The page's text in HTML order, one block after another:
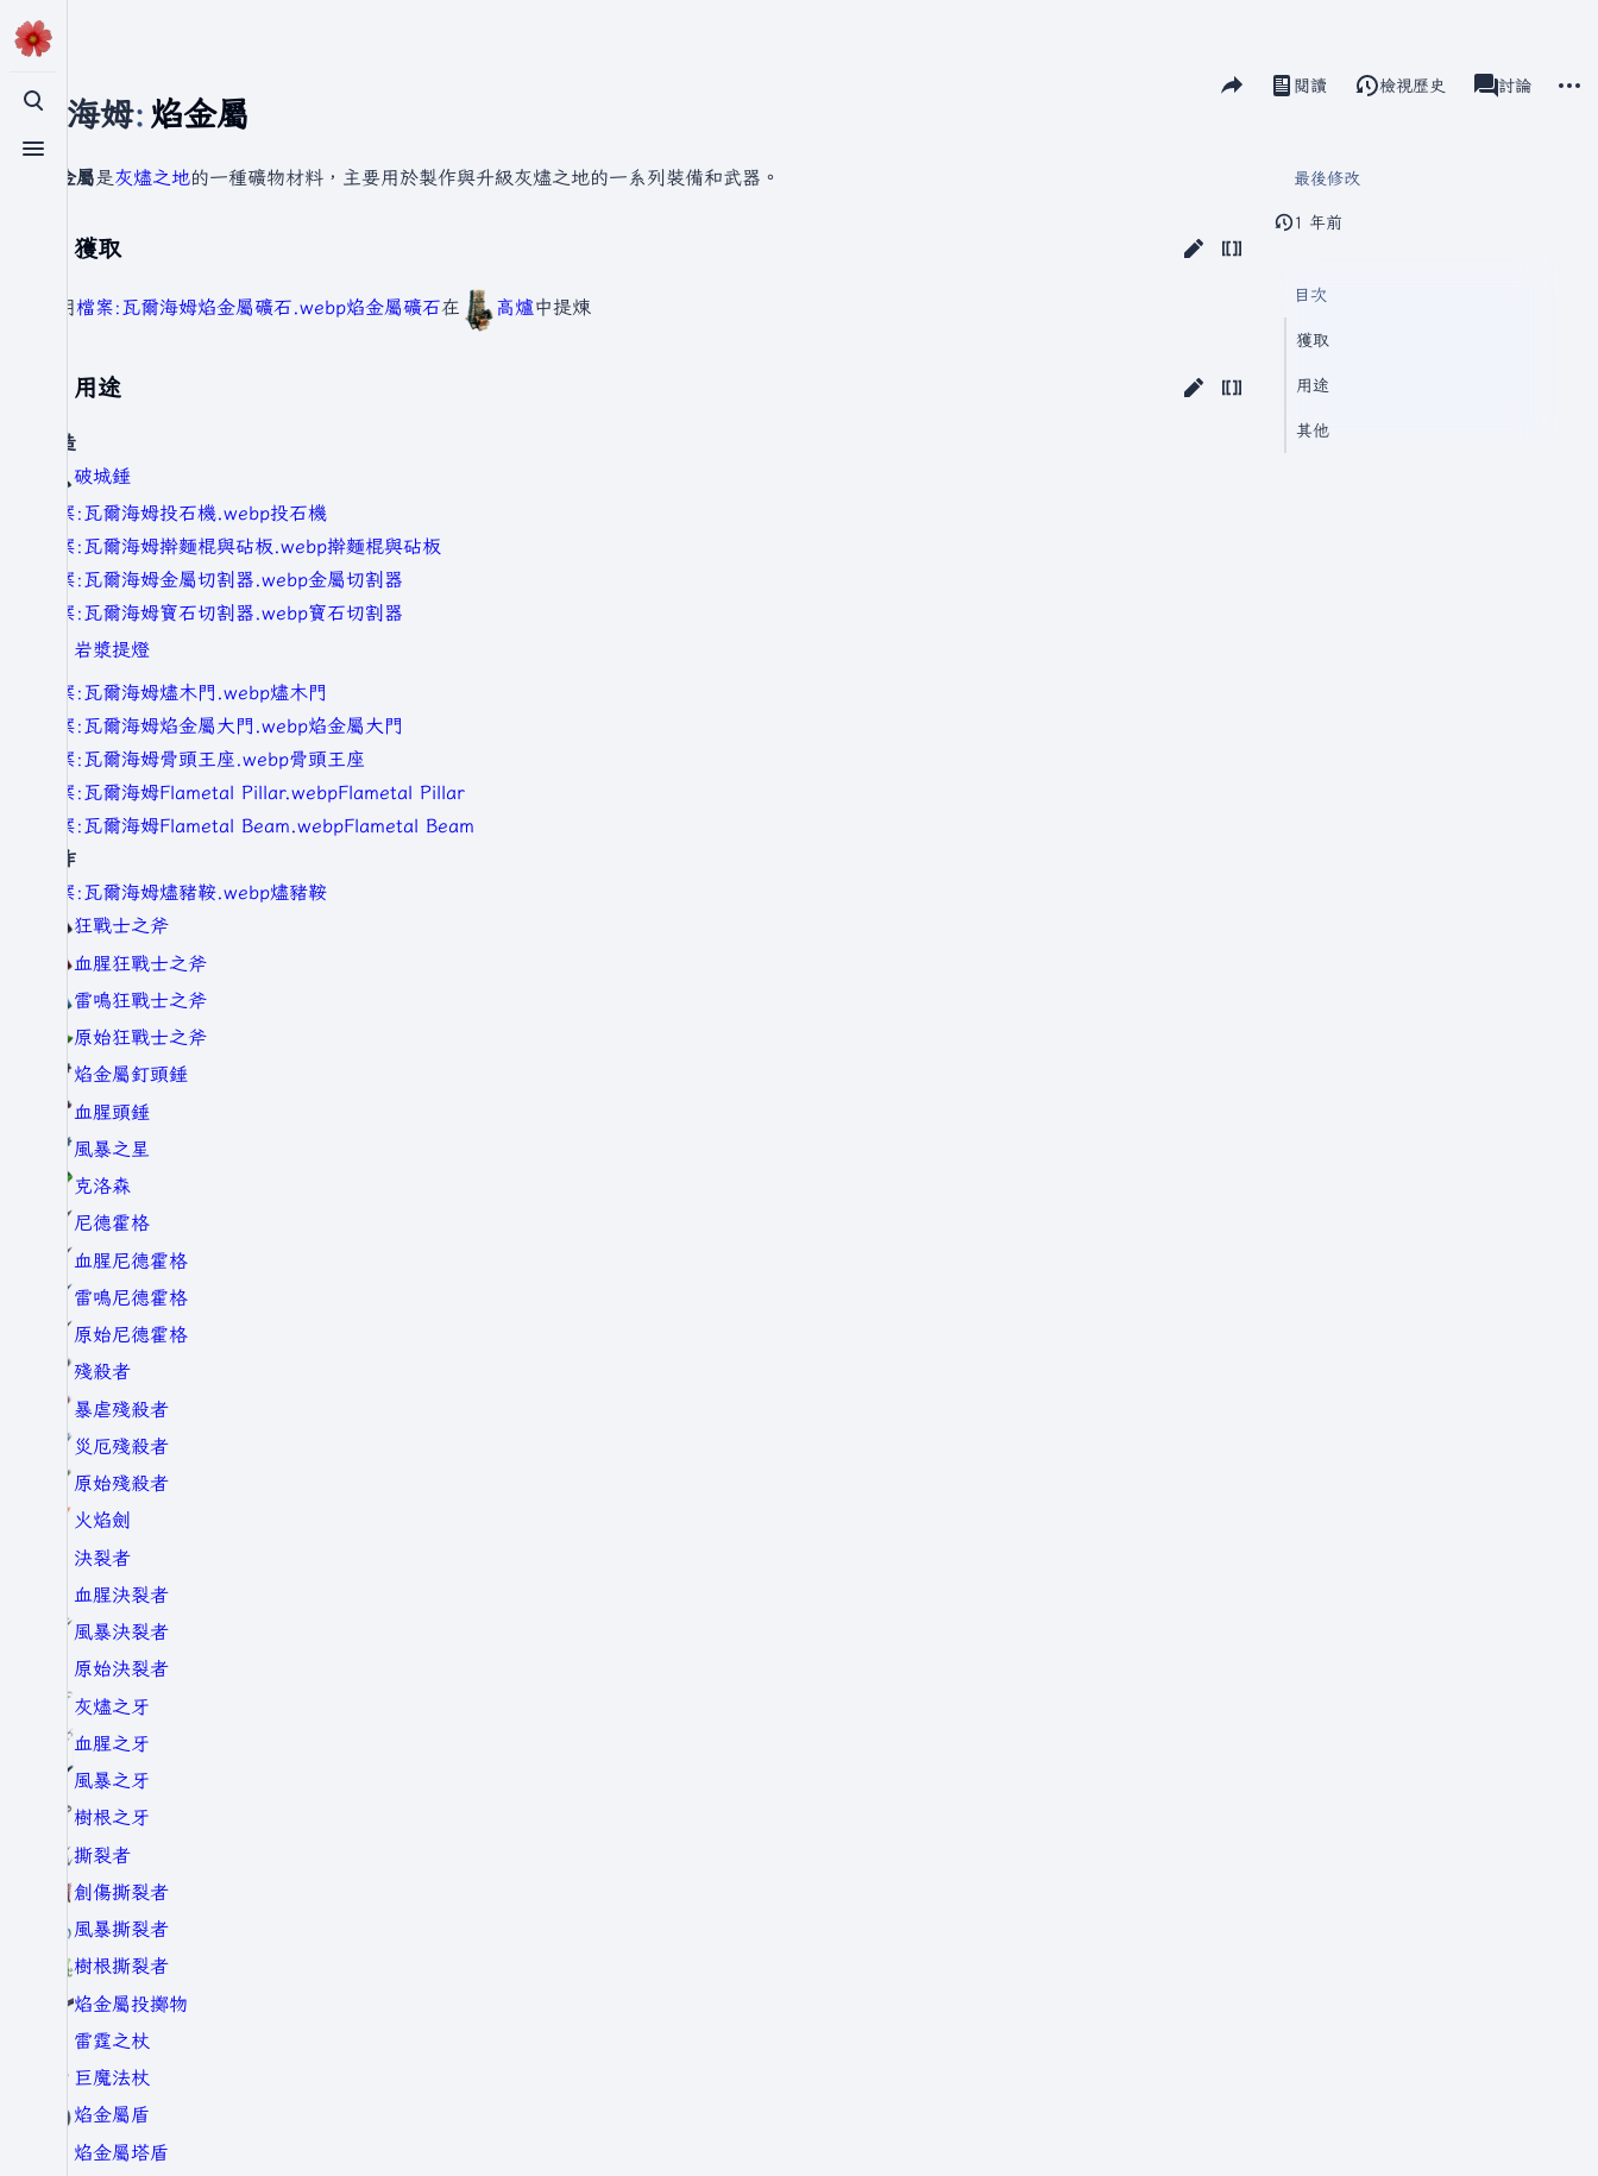
切換搜尋
切換選單
瓦爾海姆: 焰金屬
分享此頁面
視圖閱讀 檢視歷史 associated-
瓦爾海姆
討論
焰金屬是灰燼之地的一種礦物材料，主要用於製作與升級灰燼之地的一系列裝備和武器。
獲取
使用檔案:瓦爾海姆焰金屬礦石.webp焰金屬礦石在 高爐中提煉
用途
建造
破城錘
檔案:瓦爾海姆投石機.webp投石機
檔案:瓦爾海姆擀麵棍與砧板.webp擀麵棍與砧板
檔案:瓦爾海姆金屬切割器.webp金屬切割器
檔案:瓦爾海姆寶石切割器.webp寶石切割器
岩漿提燈
檔案:瓦爾海姆燼木門.webp燼木門
檔案:瓦爾海姆焰金屬大門.webp焰金屬大門
檔案:瓦爾海姆骨頭王座.webp骨頭王座
檔案:瓦爾海姆Flametal Pillar.webpFlametal Pillar
檔案:瓦爾海姆Flametal Beam.webpFlametal Beam
製作
檔案:瓦爾海姆燼豬鞍.webp燼豬鞍
狂戰士之斧
血腥狂戰士之斧
雷鳴狂戰士之斧
原始狂戰士之斧
焰金屬釘頭錘
血腥頭錘
風暴之星
克洛森
尼德霍格
血腥尼德霍格
雷鳴尼德霍格
原始尼德霍格
殘殺者
暴虐殘殺者
災厄殘殺者
原始殘殺者
火焰劍
決裂者
血腥決裂者
風暴決裂者
原始決裂者
灰燼之牙
血腥之牙
風暴之牙
樹根之牙
撕裂者
創傷撕裂者
風暴撕裂者
樹根撕裂者
焰金屬投擲物
雷霆之杖
巨魔法杖
焰金屬盾
焰金屬塔盾
最後修改
1 年前
目次
獲取
用途
其他